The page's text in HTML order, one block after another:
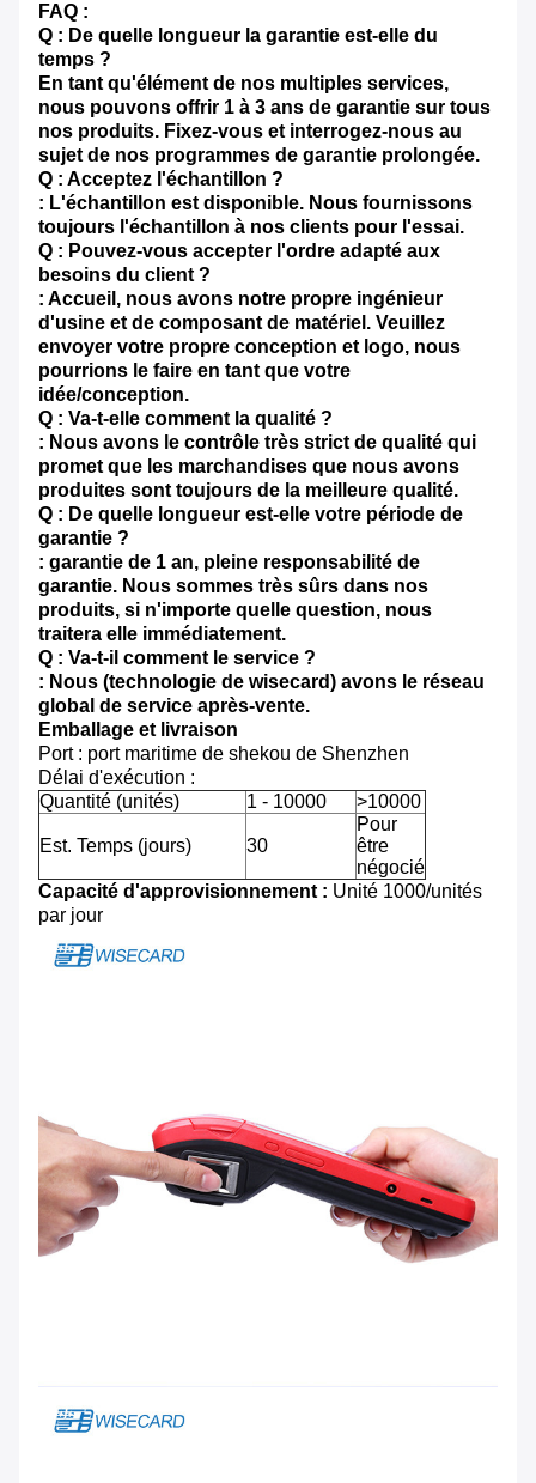
FAQ :
Q : De quelle longueur la garantie est-elle du
temps ?
En tant qu'élément de nos multiples services,
nous pouvons offrir 1 à 3 ans de garantie sur tous
nos produits. Fixez-vous et interrogez-nous au
sujet de nos programmes de garantie prolongée.
Q : Acceptez l'échantillon ?
: L'échantillon est disponible. Nous fournissons
toujours l'échantillon à nos clients pour l'essai.
Q : Pouvez-vous accepter l'ordre adapté aux
besoins du client ?
: Accueil, nous avons notre propre ingénieur
d'usine et de composant de matériel. Veuillez
envoyer votre propre conception et logo, nous
pourrions le faire en tant que votre
idée/conception.
Q : Va-t-elle comment la qualité ?
: Nous avons le contrôle très strict de qualité qui
promet que les marchandises que nous avons
produites sont toujours de la meilleure qualité.
Q : De quelle longueur est-elle votre période de
garantie ?
: garantie de 1 an, pleine responsabilité de
garantie. Nous sommes très sûrs dans nos
produits, si n'importe quelle question, nous
traitera elle immédiatement.
Q : Va-t-il comment le service ?
: Nous (technologie de wisecard) avons le réseau
global de service après-vente.
Emballage et livraison
Port : port maritime de shekou de Shenzhen
Délai d'exécution :
Quantité (unités)
1 - 10000 >10000
Est. Temps (jours) 30
Pour
être
négocié
Capacité d'approvisionnement : Unité 1000/unités
par jour